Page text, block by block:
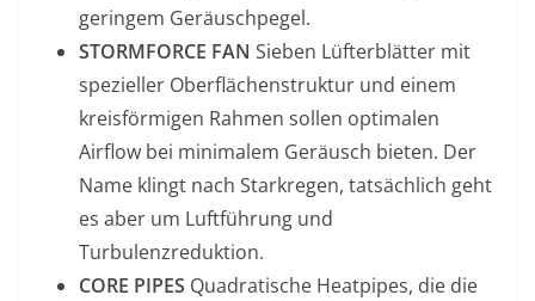
geringem Geräuschpegel.
STORMFORCE FAN Sieben Lüfterblätter mit
spezieller Oberflächenstruktur und einem
kreisförmigen Rahmen sollen optimalen
Airflow bei minimalem Geräusch bieten. Der
Name klingt nach Starkregen, tatsächlich geht
es aber um Luftführung und
Turbulenzreduktion.
CORE PIPES Quadratische Heatpipes, die die